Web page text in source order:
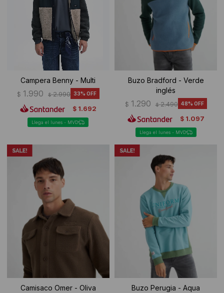
Campera Benny - Multi
$ 1.990 $ 2.990 33
$ 1.692
Llega el lunes - MVD
Buzo Bradford - Verde
inglés
$ 1.290 $ 2.490 48
$ 1.097
Llega el lunes - MVD
Camisaco Omer - Oliva Buzo Perugia - Aqua
Ropa Interior
Canguros
Camperas
Tejidos
Buzos
Shorts de baño
Sherpas
Camisas y blusas
Vestidos